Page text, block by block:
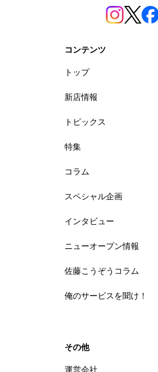
コンテンツ
トップ
新店情報
トピックス
特集
コラム
スペシャル企画
インタビュー
ニューオープン情報
佐藤こうぞうコラム
俺のサービスを聞け！
その他
運営会社